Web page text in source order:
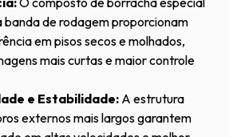
banda de rodagem proporcionam
em pisos secos e molhados,
mais curtas e maior controle
e Estabilidade: A estrutura
externos mais largos garantem